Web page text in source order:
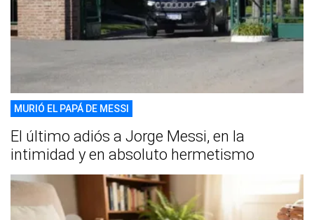
MURIÓ EL PAPÁ DE MESSI
El último adiós a Jorge Messi, en la
intimidad y en absoluto hermetismo